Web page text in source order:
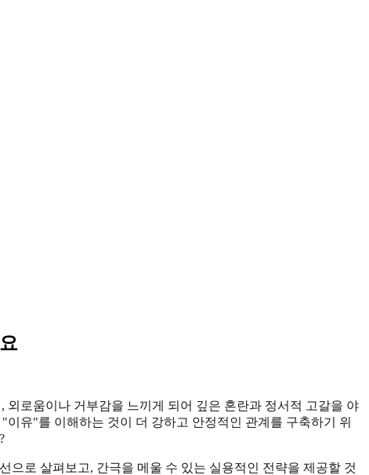
로움이나 거부감을 느끼게 되어 깊은 혼란과 정서적 고갈을 야
유"를 이해하는 것이 더 강하고 안정적인 관계를 구축하기 위
으로 살펴보고, 간극을 메울 수 있는 실용적인 전략을 제공할 것